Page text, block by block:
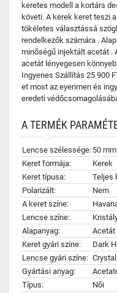
keretes modell a kortárs
követi. A kerek keret teszi
tökéletes választássá
rendelkezők számára .
minőségű injektált acetát .
acetát lényegesen
Ingyenes Szállítás 25 900
et most az eyerimen és
eredeti
A TERMÉK
Lencse szélessége: 50 mm
Keret formája:
Kerek
Keret típusa:
Teljes
Polarizált:
Nem
A keret színe:
Lencse színe:
Alapanyag:
Acetát
Keret gyári színe:
Dark
Lencse gyári színe: Crystal
Gyártási anyag:
Típus:
Női